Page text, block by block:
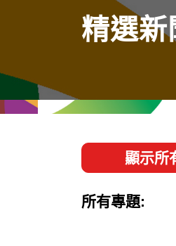
獨特優勢
最新活動精選
都會生活
初創企業
推廣香港@中東
推廣香港@粵
媒體資訊
精選新
顯示所
所有專題: